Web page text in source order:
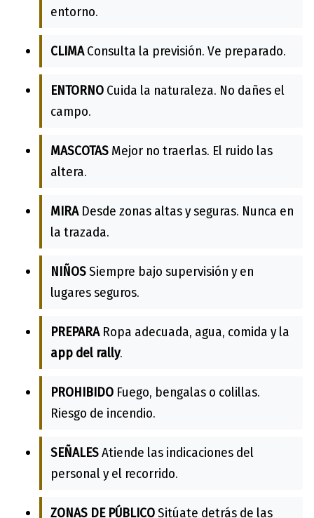
entorno.
CLIMAConsulta la previsión. Ve preparado.
ENTORNO Cuida la naturaleza. No dañes el
campo.
MASCOTAS Mejor no traerlas. El ruido las
altera.
MIRADesde zonas altas y seguras. Nunca en
la trazada.
NIÑOSSiempre bajo supervisión y en
lugares seguros.
PREPARARopa adecuada, agua, comida y la
app del rally.
PROHIBIDO Fuego, bengalas o colillas.
Riesgo de incendio.
SEÑALESAtiende las indicaciones del
personal y el recorrido.
ZONAS DE PÚBLICOSitúate detrás de las